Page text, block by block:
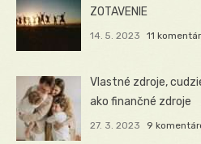
ZOTAVENIE
14. 5. 2023 11
Vlastné zdroje,
ako finančné zdroje
27. 3. 2023 9